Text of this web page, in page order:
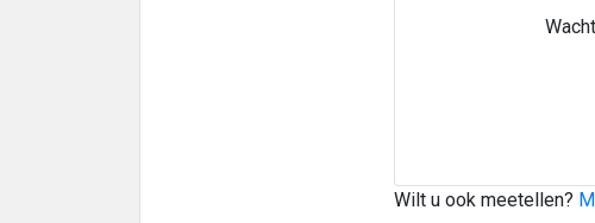
Wilt u ook meetellen?